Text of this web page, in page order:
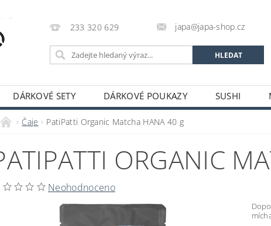
233 320 629 japa@japa-shop.cz
DÁRKOVÉ SETY DÁRKOVÉ POUKAZY SUSHI
NUDLE A POLÉVKY RÝŽE A OBILOVINY
ALKOHOL
OSTATNÍ JAPONSKÉ FIGURKY LEKCE VAŘENÍ
ZBOŽÍ
Čaje PatiPatti Organic Matcha HANA 40 g
ORGANIC
Neohodnoceno